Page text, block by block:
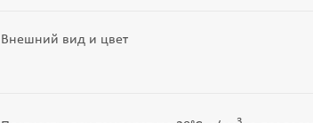
Внешний вид и цвет